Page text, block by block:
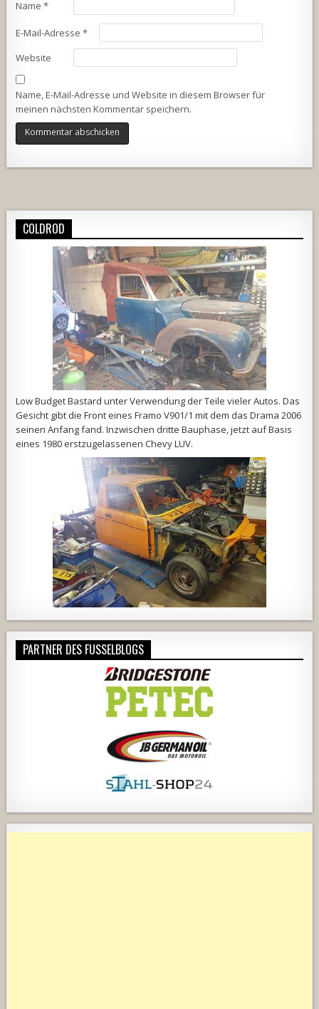
Name*
E-Mail-Adresse*
Website
Name, E-Mail-Adresse und Website in diesem Browser für
meinen nächsten Kommentar speichern.
COLDROD
Low Budget Bastard unter Verwendung der Teile vieler Autos. Das
Gesicht gibt die Front eines Framo V901/1 mit dem das Drama 2006
seinen Anfang fand. Inzwischen dritte Bauphase, jetzt auf Basis
eines 1980 erstzugelassenen Chevy LUV.
PARTNER DES FUSSELBLOGS